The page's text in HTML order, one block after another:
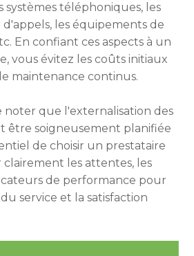
systèmes téléphoniques, les
d'appels, les équipements de
En confiant ces aspects à un
vous évitez les coûts initiaux
maintenance continus.
noter que l'externalisation des
être soigneusement planifiée
de choisir un prestataire
les attentes, les
de performance pour
service et la satisfaction